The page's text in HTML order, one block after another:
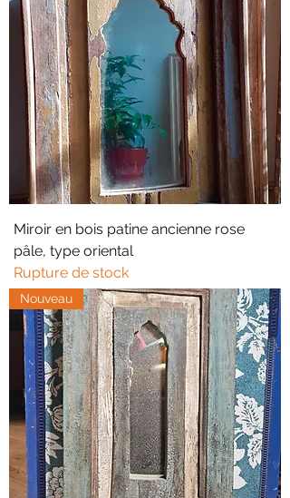
Miroir en bois patine ancienne rose
pâle, type oriental
Rupture de stock
Nouveau